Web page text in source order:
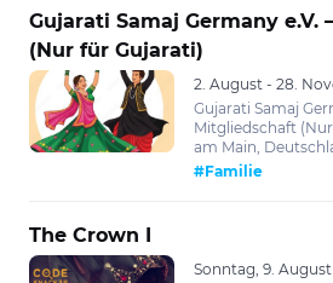
Gujarati Samaj Germany e.V.
(Nur für Gujarati)
2. August - 28.
Gujarati Samaj
Mitgliedschaft
am Main,
#Familie
The Crown I
Sonntag, 9.